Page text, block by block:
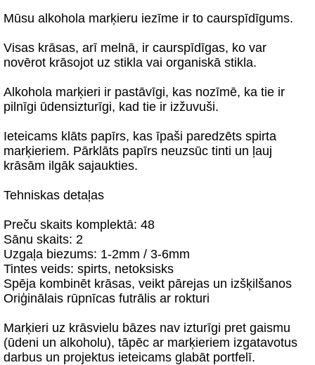
Mūsu alkohola marķieru iezīme ir to caurspīdīgums.
Visas krāsas, arī melnā, ir caurspīdīgas, ko var
novērot krāsojot uz stikla vai organiskā stikla.
Alkohola marķieri ir pastāvīgi, kas nozīmē, ka tie ir
pilnīgi ūdensizturīgi, kad tie ir izžuvuši.
Ieteicams klāts papīrs, kas īpaši paredzēts spirta
marķieriem. Pārklāts papīrs neuzsūc tinti un ļauj
krāsām ilgāk sajaukties.
Tehniskas detaļas
Preču skaits komplektā: 48
Sānu skaits: 2
Uzgaļa biezums: 1-2mm / 3-6mm
Tintes veids: spirts, netoksisks
Spēja kombinēt krāsas, veikt pārejas un izšķilšanos
Oriģinālais rūpnīcas futrālis ar rokturi
Marķieri uz krāsvielu bāzes nav izturīgi pret gaismu
(ūdeni un alkoholu), tāpēc ar marķieriem izgatavotus
darbus un projektus ieteicams glabāt portfelī.